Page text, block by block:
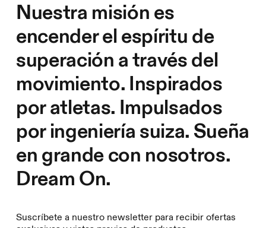
Nuestra misión es
encender el espíritu de
superación a través del
movimiento. Inspirados
por atletas. Impulsados
por ingeniería suiza. Sueña
en grande con nosotros.
Dream On.
Suscríbete a nuestro newsletter para recibir ofertas